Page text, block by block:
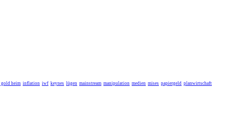
gold heim inflation iwf keynes lügen mainstream manipulation medien mises papiergeld planwirtschaft